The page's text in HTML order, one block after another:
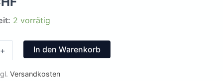
2 vorrätig
+ In den Warenkorb
Versandkosten